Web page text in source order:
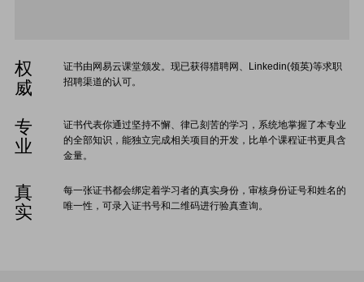
权
威
证书由网易云课堂颁发。现已获得猎聘网、Linkedin(领英)等求职
招聘渠道的认可。
专
业
证书代表你通过坚持不懈、律己刻苦的学习，系统地掌握了本专业
的全部知识，能独立完成相关项目的开发，比单个课程证书更具含
金量。
真
实
每一张证书都会绑定着学习者的真实身份，审核身份证号和姓名的
唯一性，可录入证书号和二维码进行验真查询。